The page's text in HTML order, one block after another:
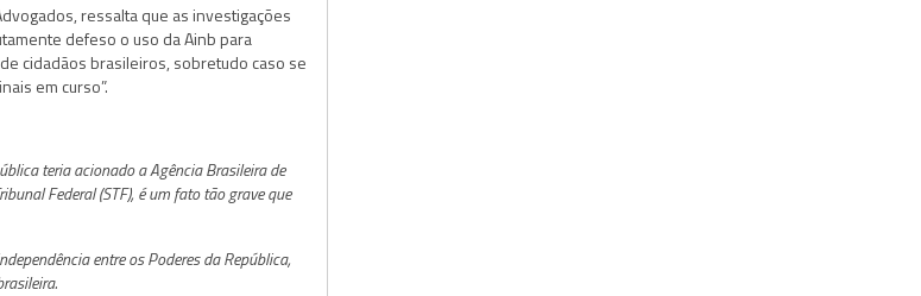
ressalta que as investigações
defeso o uso da Ainb para
cidadãos brasileiros, sobretudo caso se
em curso”.
teria acionado a Agência Brasileira de
Federal (STF), é um fato tão grave que
entre os Poderes da República,